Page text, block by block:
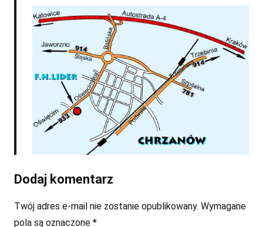
Dodaj komentarz
Twój adres e-mail nie zostanie opublikowany. Wymagane
pola są oznaczone *